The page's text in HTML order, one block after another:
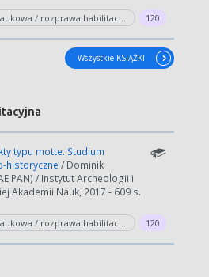
Monografia naukowa / rozprawa habilitacyjna 120
Wszystkie KSIĄŻKI
typu motte. Studium
historyczne / Dominik
PAN) / Instytut Archeologii i
Akademii Nauk, 2017 - 609 s.
Monografia naukowa / rozprawa habilitacyjna 120